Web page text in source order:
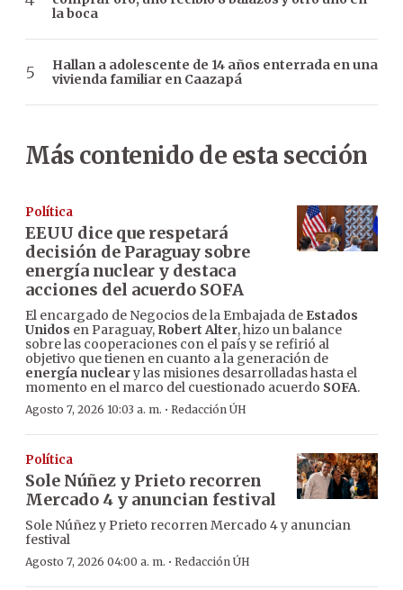
la boca
Hallan a adolescente de 14 años enterrada en una
vivienda familiar en Caazapá
Más contenido de esta sección
Política
EEUU dice que respetará
decisión de Paraguay sobre
energía nuclear y destaca
acciones del acuerdo SOFA
El encargado de Negocios de la Embajada de Estados
Unidos en Paraguay, Robert Alter, hizo un balance
sobre las cooperaciones con el país y se refirió al
objetivo que tienen en cuanto a la generación de
energía nucleary las misiones desarrolladas hasta el
momento en el marco del cuestionado acuerdo SOFA.
Agosto 7, 2026 10:03 a. m. · Redacción ÚH
Política
Sole Núñez y Prieto recorren
Mercado 4 y anuncian festival
Sole Núñez y Prieto recorren Mercado 4 y anuncian
festival
Agosto 7, 2026 04:00 a. m. · Redacción ÚH